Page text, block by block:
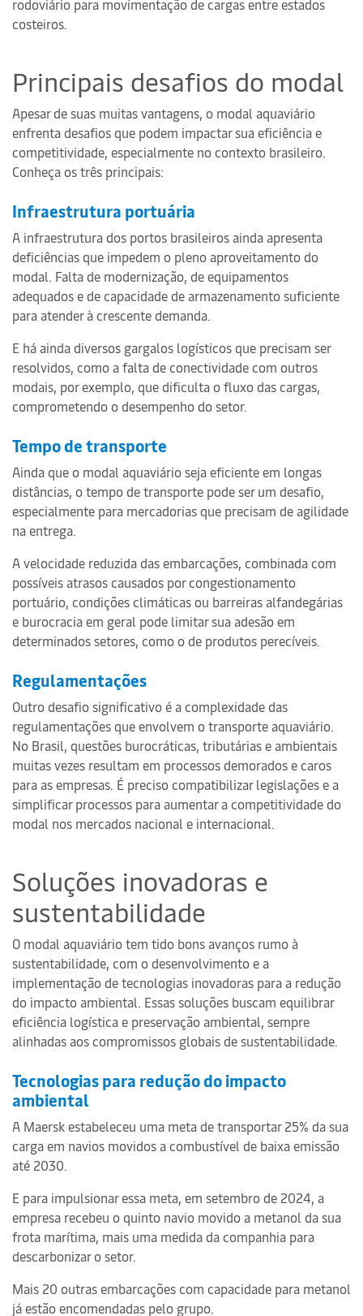
rodoviário para movimentação de cargas entre estados
costeiros.
Principais desafios do modal
Apesar de suas muitas vantagens, o modal aquaviário
enfrenta desafios que podem impactar sua eficiência e
competitividade, especialmente no contexto brasileiro.
Conheça os três principais:
Infraestrutura portuária
A infraestrutura dos portos brasileiros ainda apresenta
deficiências que impedem o pleno aproveitamento do
modal. Falta de modernização, de equipamentos
adequados e de capacidade de armazenamento suficiente
para atender à crescente demanda.
E há ainda diversos gargalos logísticos que precisam ser
resolvidos, como a falta de conectividade com outros
modais, por exemplo, que dificulta o fluxo das cargas,
comprometendo o desempenho do setor.
Tempo de transporte
Ainda que o modal aquaviário seja eficiente em longas
distâncias, o tempo de transporte pode ser um desafio,
especialmente para mercadorias que precisam de agilidade
na entrega.
A velocidade reduzida das embarcações, combinada com
possíveis atrasos causados por congestionamento
portuário, condições climáticas ou barreiras alfandegárias
e burocracia em geral pode limitar sua adesão em
determinados setores, como o de produtos perecíveis.
Regulamentações
Outro desafio significativo é a complexidade das
regulamentações que envolvem o transporte aquaviário.
No Brasil, questões burocráticas, tributárias e ambientais
muitas vezes resultam em processos demorados e caros
para as empresas. É preciso compatibilizar legislações e a
simplificar processos para aumentar a competitividade do
modal nos mercados nacional e internacional.
Soluções inovadoras e
sustentabilidade
O modal aquaviário tem tido bons avanços rumo à
sustentabilidade, com o desenvolvimento e a
implementação de tecnologias inovadoras para a redução
do impacto ambiental. Essas soluções buscam equilibrar
eficiência logística e preservação ambiental, sempre
alinhadas aos compromissos globais de sustentabilidade.
Tecnologias para redução do impacto
ambiental
A Maersk estabeleceu uma meta de transportar 25% da sua
carga em navios movidos a combustível de baixa emissão
até 2030.
E para impulsionar essa meta, em setembro de 2024, a
empresa recebeu o quinto navio movido a metanol da sua
frota marítima, mais uma medida da companhia para
descarbonizar o setor.
Mais 20 outras embarcações com capacidade para metanol
já estão encomendadas pelo grupo.